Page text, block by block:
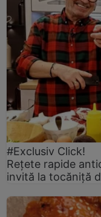
#Exclusiv Click!
Rețete rapide
invită la tocăniță